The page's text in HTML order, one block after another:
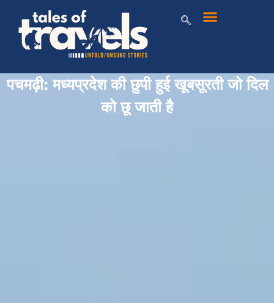
पचमढ़ी: मध्यप्रदेश की छुपी हुई खूबसूरती जो दिल
को छू जाती है